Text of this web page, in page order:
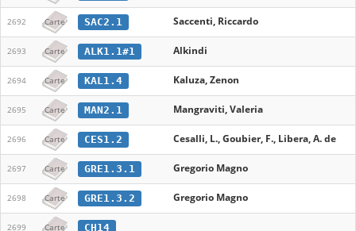
2692 Carte SAC2.1 Saccenti, Riccardo
2693 Carte ALK1.1#1 Alkindi
2694 Carte KAL1.4 Kaluza, Zenon
2695 Carte MAN2.1 Mangraviti, Valeria
2696 Carte CES1.2 Cesalli, L., Goubier, F., Libera, A. de
2697 Carte GRE1.3.1 Gregorio Magno
2698 Carte GRE1.3.2 Gregorio Magno
2699 Carte CH14